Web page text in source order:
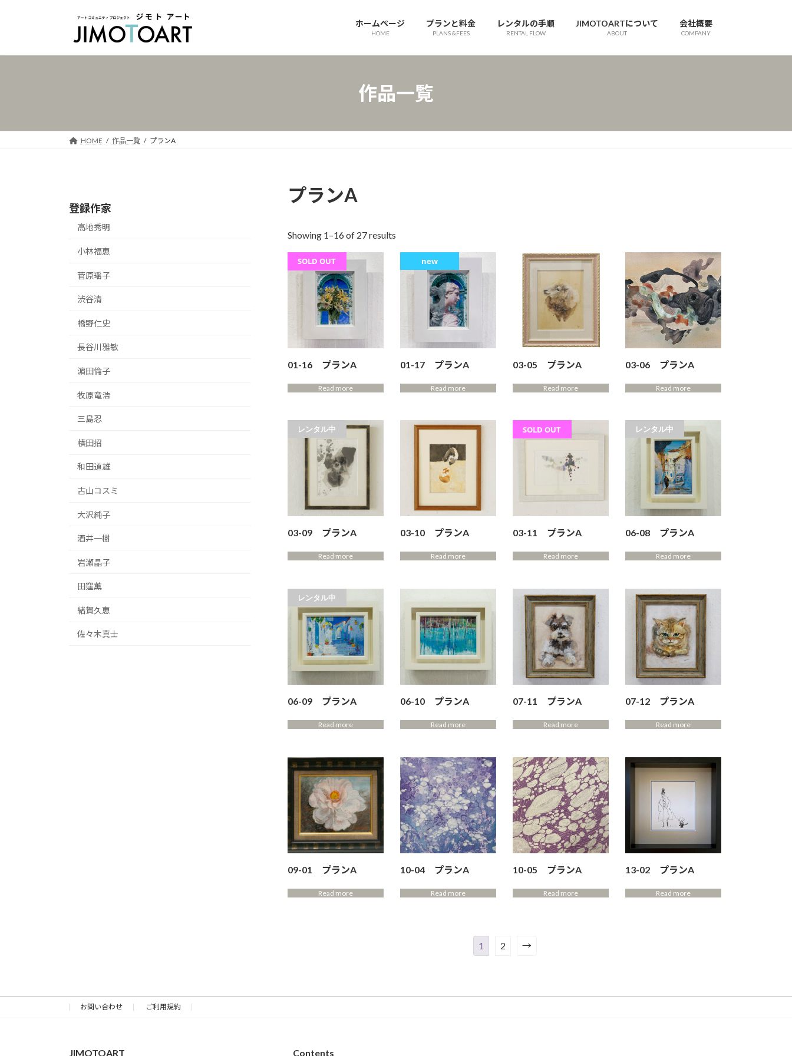
プ
動
ホームページ
HOME
プランと料金
PLANS &FEES
レンタルの手順
RENTAL FLOW
JIMOTOARTについて
ABOUT
会社概要
COMPANY
作品一覧
HOME 作品一覧 プランA
プランA
Showing 1–16 of 27 results
SOLD OUT
01-16 プランA
Read more
new
01-17 プランA
Read more
03-05 プランA
Read more
03-06 プランA
Read more
レンタル中
03-09 プランA
Read more
03-10 プランA
Read more
SOLD OUT
03-11 プランA
Read more
レンタル中
06-08 プランA
Read more
レンタル中
06-09 プランA
Read more
06-10 プランA
Read more
07-11 プランA
Read more
07-12 プランA
Read more
09-01 プランA
Read more
10-04 プランA
Read more
10-05 プランA
Read more
13-02 プランA
Read more
1 2 →
登録作家
高地秀明
小林福恵
菅原瑶子
渋谷清
橋野仁史
長谷川雅敏
濵田倫子
牧原竜浩
三島忍
横田招
和田道雄
古山コスミ
大沢純子
酒井一樹
岩瀬晶子
田窪薫
緒賀久恵
佐々木真士
お問い合わせ ご利用規約
JIMOTOART Contents